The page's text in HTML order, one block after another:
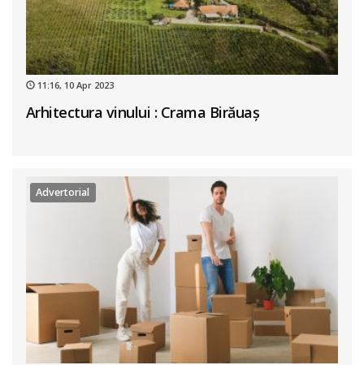
11:16, 10 Apr 2023
Arhitectura vinului : Crama Birăuaș
Advertorial